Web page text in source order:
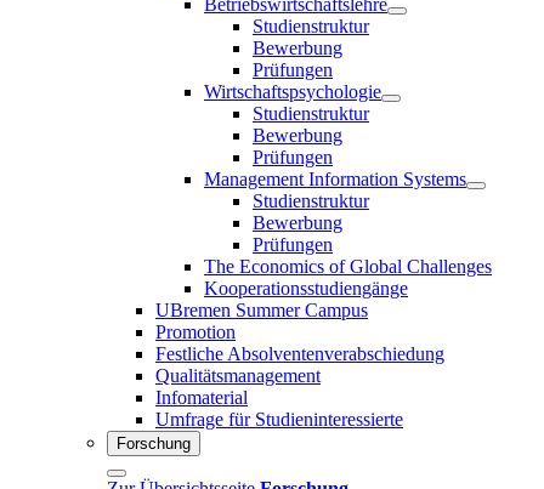
Studienstruktur
Bewerbung
Prüfungen
Wirtschaftspsychologie
Studienstruktur
Bewerbung
Prüfungen
Management Information Systems
Studienstruktur
Bewerbung
Prüfungen
The Economics of Global Challenges
Kooperationsstudiengänge
UBremen Summer Campus
Promotion
Festliche Absolventenverabschiedung
Qualitätsmanagement
Infomaterial
Umfrage für Studieninteressierte
Forschung